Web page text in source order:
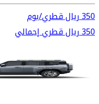
350ريال قطري/يوم
350ريال قطريإجمالي